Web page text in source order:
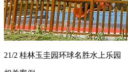
21/2 桂林玉圭园环球名胜水上乐园